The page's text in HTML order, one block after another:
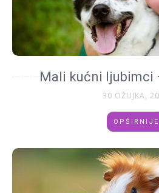
Mali kućni ljubimci
30 OŽUJKA,
OPŠIRNIJE